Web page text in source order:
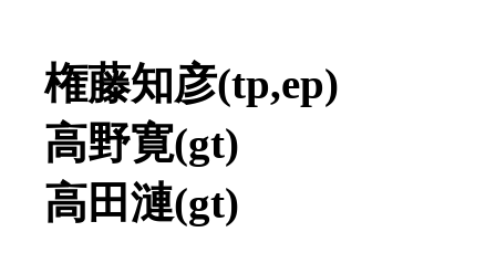
権藤知彦(tp,ep)
高野寛(gt)
高田漣(gt)